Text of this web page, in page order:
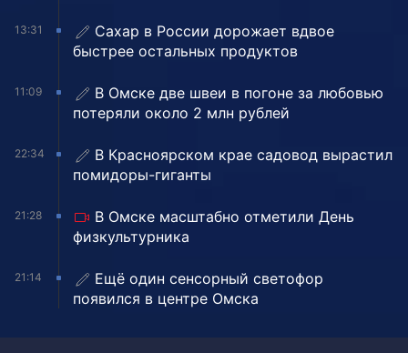
13:31
Сахар в России дорожает вдвое
быстрее остальных продуктов
11:09
В Омске две швеи в погоне за любовью
потеряли около 2 млн рублей
22:34
В Красноярском крае садовод вырастил
помидоры-гиганты
21:28
В Омске масштабно отметили День
физкультурника
21:14
Ещё один сенсорный светофор
появился в центре Омска